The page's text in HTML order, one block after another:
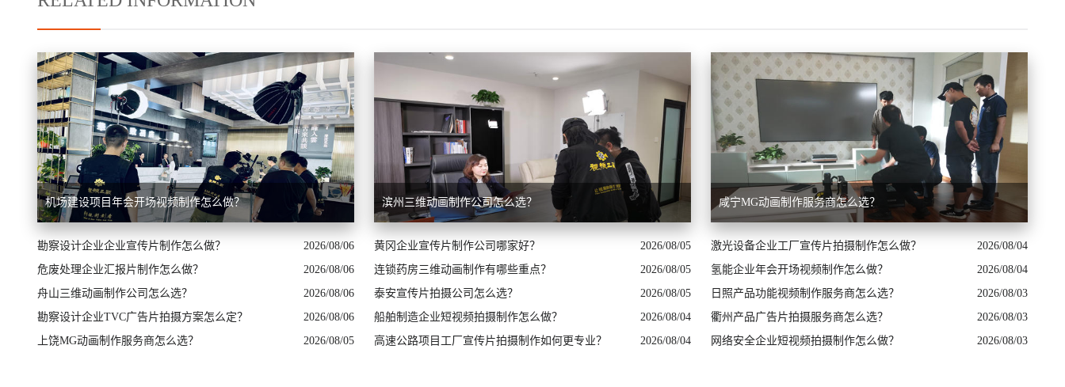
机场建设项目年会开场视频制作怎么做？
2026/08/06
勘察设计企业企业宣传片制作怎么做？
2026/08/06
危废处理企业汇报片制作怎么做？
2026/08/06
舟山三维动画制作公司怎么选？
2026/08/06
勘察设计企业TVC广告片拍摄方案怎么定？
2026/08/05
上饶MG动画制作服务商怎么选？
滨州三维动画制作公司怎么选？
2026/08/05
黄冈企业宣传片制作公司哪家好？
2026/08/05
连锁药房三维动画制作有哪些重点？
2026/08/05
泰安宣传片拍摄公司怎么选？
2026/08/04
船舶制造企业短视频拍摄制作怎么做？
2026/08/04
高速公路项目工厂宣传片拍摄制作如何更专业？
咸宁MG动画制作服务商怎么选？
2026/08/04
激光设备企业工厂宣传片拍摄制作怎么做？
2026/08/04
氢能企业年会开场视频制作怎么做？
2026/08/03
日照产品功能视频制作服务商怎么选？
2026/08/03
衢州产品广告片拍摄服务商怎么选？
2026/08/03
网络安全企业短视频拍摄制作怎么做？